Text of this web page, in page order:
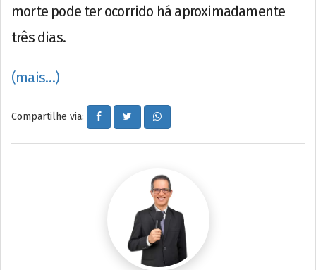
morte pode ter ocorrido há aproximadamente
três dias.
(mais…)
Compartilhe via: